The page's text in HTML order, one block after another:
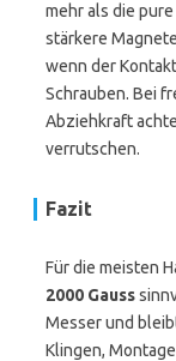
mehr als die
stärkere
wenn der
Schrauben. Bei
Abziehkraft
verrutschen.
Fazit
Für die meisten
2000 Gauss
Messer und
Klingen,